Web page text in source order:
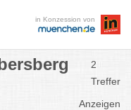
in Konzession von
2
Treffer
Anzeigen